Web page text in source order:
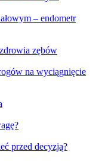
– endometr
zębów
na wyciągnięcie
przed decyzją?